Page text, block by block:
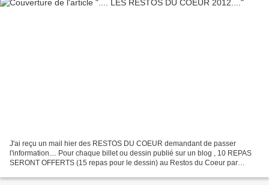
J'ai reçu un mail hier des RESTOS DU COEUR demandant de passer
l'information.... Pour chaque billet ou dessin publié sur un blog , 10 REPAS
SERONT OFFERTS (15 repas pour le dessin) au Restos du Coeur par